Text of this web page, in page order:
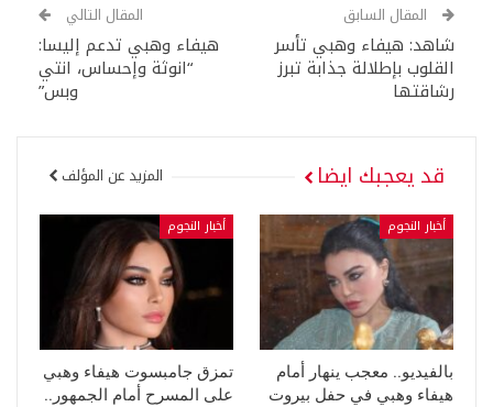
المقال السابق
شاهد: هيفاء وهبي تأسر
القلوب بإطلالة جذابة تبرز
رشاقتها
المقال التالي
هيفاء وهبي تدعم إليسا:
“انوثة وإحساس، انتي
وبس”
قد يعجبك ايضا المزيد عن المؤلف
أخبار النجوم
بالفيديو.. معجب ينهار أمام
هيفاء وهبي في حفل بيروت
أخبار النجوم
تمزق جامبسوت هيفاء وهبي
على المسرح أمام الجمهور..